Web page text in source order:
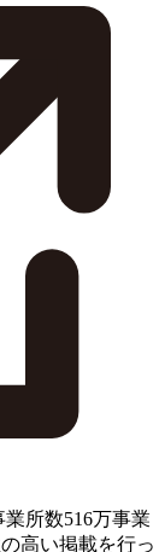
所数516万事業
高い掲載を行っ